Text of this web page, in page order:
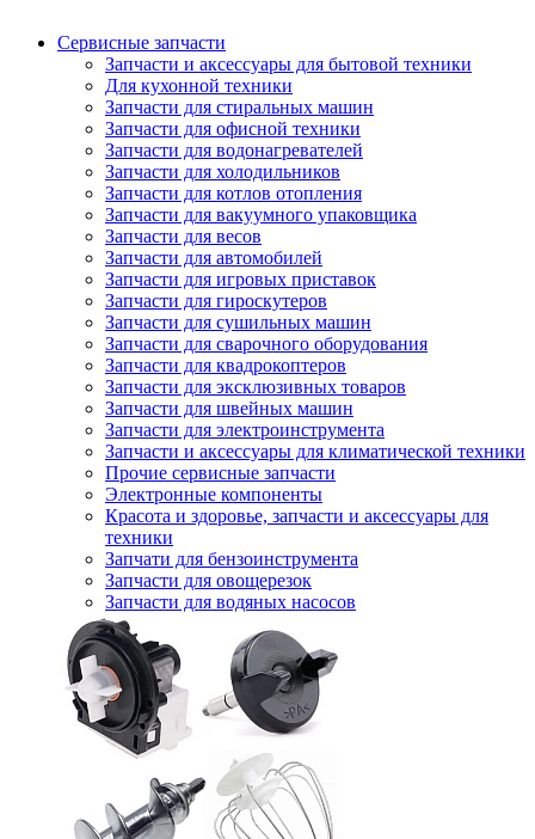
Сервисные запчасти
Запчасти и аксессуары для бытовой техники
Для кухонной техники
Запчасти для стиральных машин
Запчасти для офисной техники
Запчасти для водонагревателей
Запчасти для холодильников
Запчасти для котлов отопления
Запчасти для вакуумного упаковщика
Запчасти для весов
Запчасти для автомобилей
Запчасти для игровых приставок
Запчасти для гироскутеров
Запчасти для сушильных машин
Запчасти для сварочного оборудования
Запчасти для квадрокоптеров
Запчасти для эксклюзивных товаров
Запчасти для швейных машин
Запчасти для электроинструмента
Запчасти и аксессуары для климатической техники
Прочие сервисные запчасти
Электронные компоненты
Красота и здоровье, запчасти и аксессуары для
техники
Запчати для бензоинструмента
Запчасти для овощерезок
Запчасти для водяных насосов